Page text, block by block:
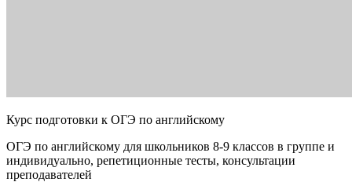
Курс подготовки к ОГЭ по английскому
ОГЭ по английскому для школьников 8-9 классов в группе и
индивидуально, репетиционные тесты, консультации
преподавателей